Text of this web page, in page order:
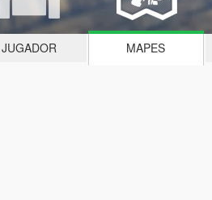
JUGADOR MAPES